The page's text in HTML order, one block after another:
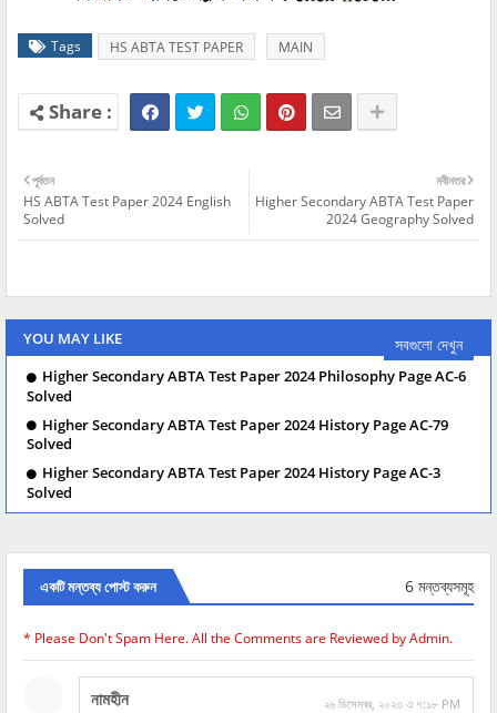
Tags HS ABTA TEST PAPER MAIN
নবীনতর
Higher Secondary ABTA Test Paper
2024 Geography Solved
পূর্বতন
HS ABTA Test Paper 2024 English
Solved
YOU MAY LIKE সবগুলো দেখুন
Higher Secondary ABTA Test Paper 2024 Philosophy Page AC-6
Solved
Higher Secondary ABTA Test Paper 2024 History Page AC-79
Solved
Higher Secondary ABTA Test Paper 2024 History Page AC-3
Solved
একটি মন্তব্য পোস্ট করুন 6 মন্তব্যসমূহ
* Please Don't Spam Here. All the Comments are Reviewed by Admin.
নামহীন ২৬ ডিসেম্বর, ২০২৩ এ ৭:১৮ PM